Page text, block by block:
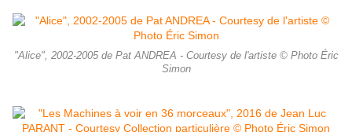
"Alice", 2002-2005 de Pat ANDREA - Courtesy de l'artiste © Photo Éric
Simon